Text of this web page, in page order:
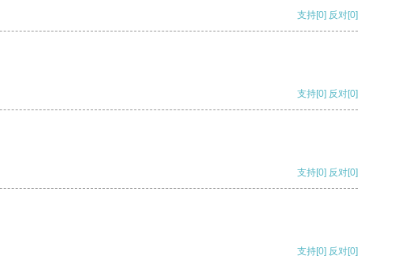
支持[0] 反对[0]
支持[0] 反对[0]
支持[0] 反对[0]
支持[0] 反对[0]